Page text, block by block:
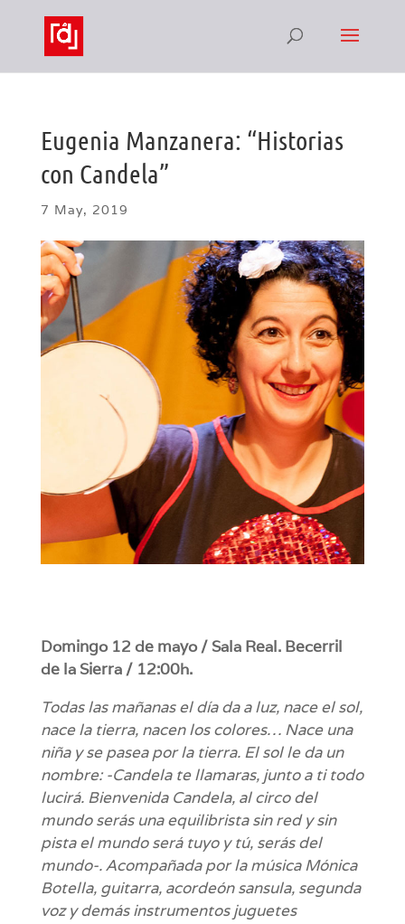
Eugenia Manzanera: “Historias
con Candela”
7 May, 2019
Domingo 12 de mayo / Sala Real. Becerril
de la Sierra / 12:00h.
Todas las mañanas el día da a luz, nace el sol,
nace la tierra, nacen los colores… Nace una
niña y se pasea por la tierra. El sol le da un
nombre: -Candela te llamaras, junto a ti todo
lucirá. Bienvenida Candela, al circo del
mundo serás una equilibrista sin red y sin
pista el mundo será tuyo y tú, serás del
mundo-. Acompañada por la música Mónica
Botella, guitarra, acordeón sansula, segunda
voz y demás instrumentos juguetes